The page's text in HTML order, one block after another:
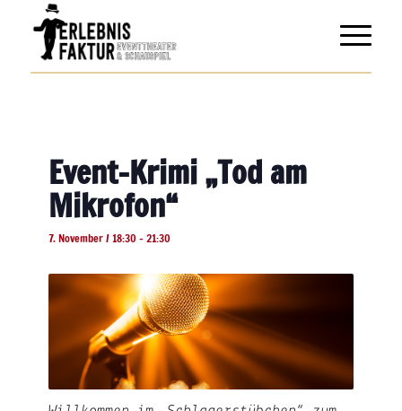
Event-Krimi „Tod am
Mikrofon“
7. November / 18:30 - 21:30